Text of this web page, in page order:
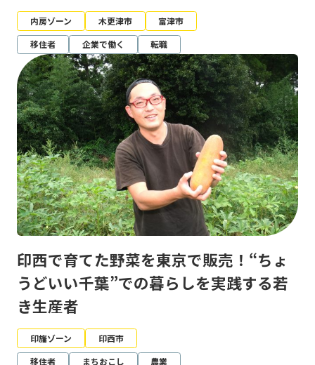
内房ゾーン 木更津市
富津市
移住者
企業で働く 転職
印西で育てた野菜を東京で販売！“ちょ
うどいい千葉”での暮らしを実践する若
き生産者
印旛ゾーン
印西市
移住者
まちおこし 農業